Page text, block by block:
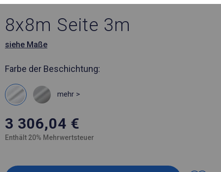
8x8m Seite 3m
siehe Maße
Farbe der Beschichtung:
mehr >
3 306,04 €
Enthält 20% Mehrwertsteuer